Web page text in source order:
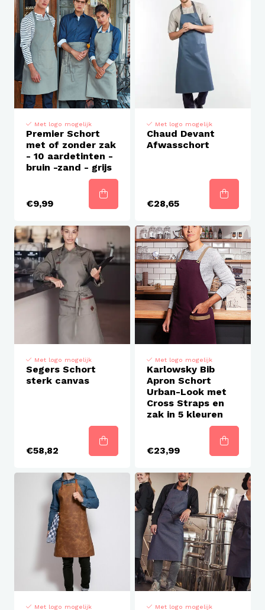
Met logo mogelijk
Premier Schort
met of zonder zak
- 10 aardetinten -
bruin -zand - grijs
€9,99
Met logo mogelijk
Chaud Devant
Afwasschort
€28,65
Met logo mogelijk
Segers Schort
sterk canvas
€58,82
Met logo mogelijk
Karlowsky Bib
Apron Schort
Urban-Look met
Cross Straps en
zak in 5 kleuren
€23,99
Met logo mogelijk Met logo mogelijk